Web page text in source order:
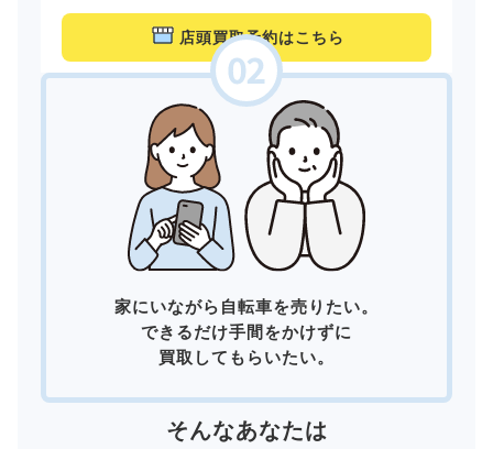
店頭買取予約はこちら
家にいながら自転車を売りたい。
できるだけ手間をかけずに
買取してもらいたい。
そんなあなたは